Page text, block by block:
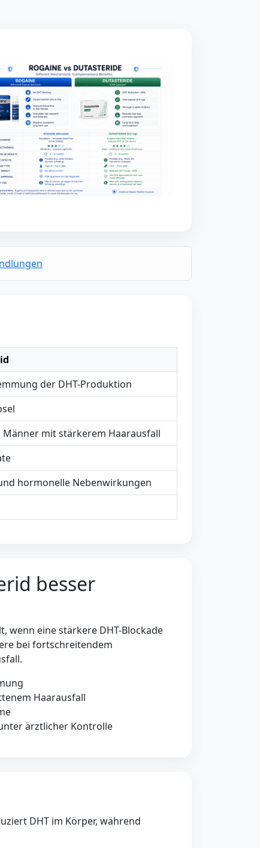
der DHT-Produktion
Männer mit stärkerem Haarausfall
hormonelle Nebenwirkungen
besser
wenn eine stärkere DHT-Blockade
bei fortschreitendem
Haarausfall
ärztlicher Kontrolle
DHT im Körper, während